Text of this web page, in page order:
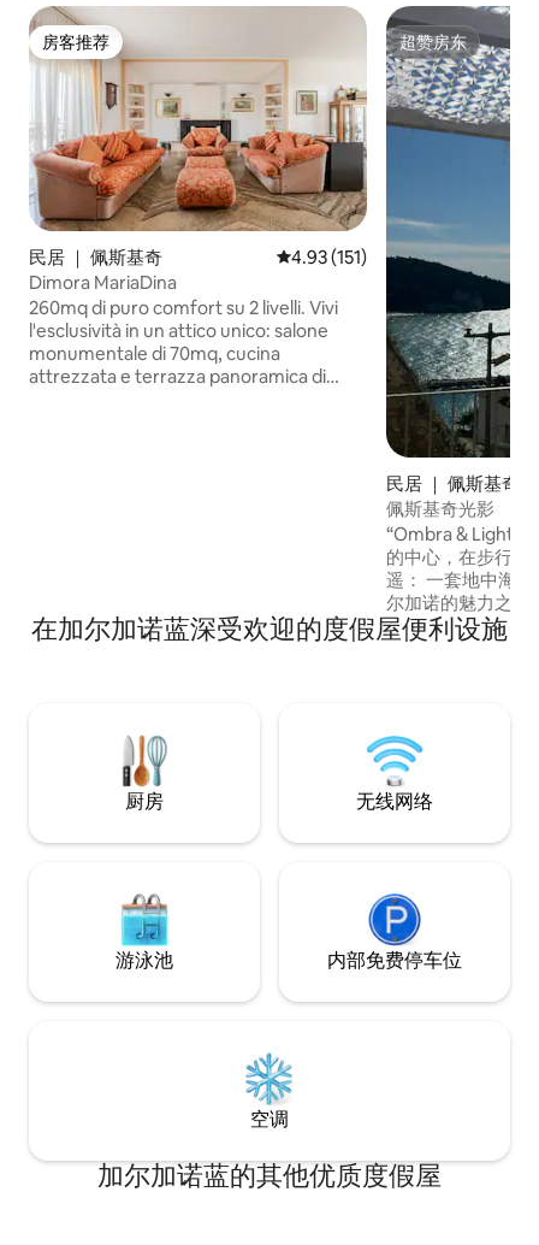
房客推荐
房客推荐
民居 ｜ 佩斯基奇 平均评分 4.93 分（满分 5 分），
4.93 (151)
Dimora MariaDina
260mq di puro comfort su 2 livelli. Vivi
l'esclusività in un attico unico: salone
monumentale di 70mq, cucina
attrezzata e terrazza panoramica di
超赞房东
超赞房东
民居 ｜ 佩斯基奇
佩斯基奇光影
“Ombra & Light”
的中心，在步行区
遥： 一套地中海风格的度假屋，沉浸在加
尔加诺的魅力之中。 海景露台是房子
点。在这里，您可
落、享用日出早
在加尔加诺蓝深受欢迎的度假屋便利设施
厨房 无线网络
游泳池 内部免费停车位
空调
加尔加诺蓝的其他优质度假屋